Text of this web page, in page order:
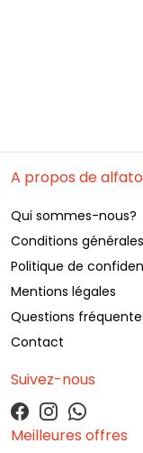
A propos de
Qui sommes-nous?
Conditions générales
Politique de
Mentions légales
Questions
Contact
Suivez-nous
Meilleures offres